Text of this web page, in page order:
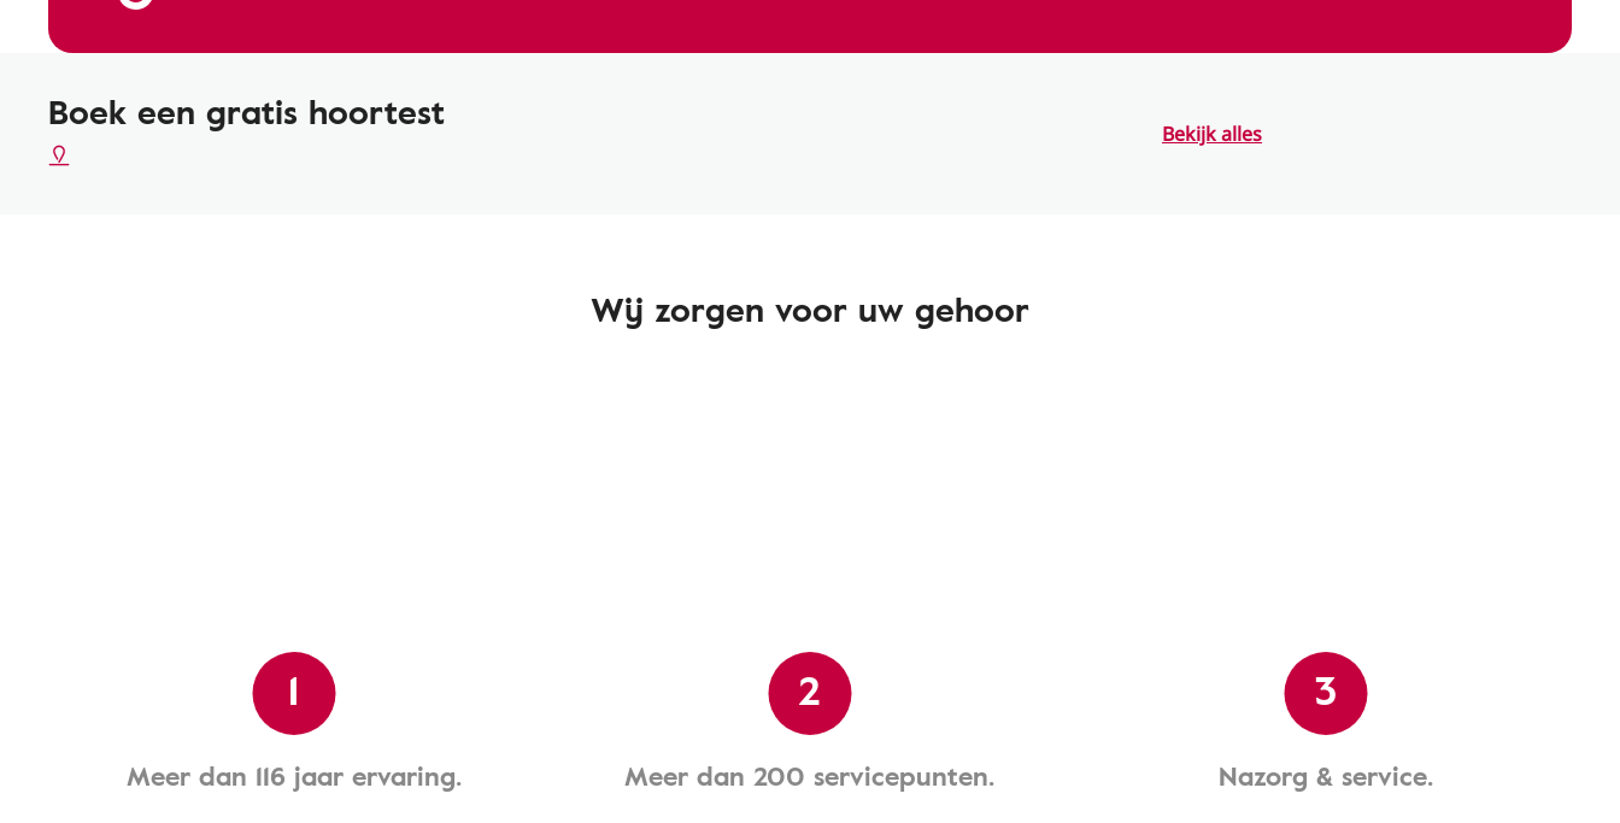
Boek een gratis hoortest Bekijk alles
Wij zorgen voor uw gehoor
1
Meer dan 116 jaar ervaring.
2
Meer dan 200 servicepunten.
3
Nazorg & service.